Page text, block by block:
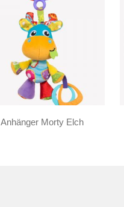
Anhänger Morty Elch